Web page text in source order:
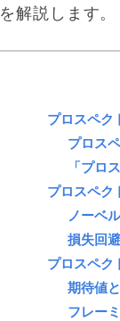
を解説します。
プロスペク
プロス
「プロ
プロスペク
ノーベ
損失回
プロスペク
期待値
フレー